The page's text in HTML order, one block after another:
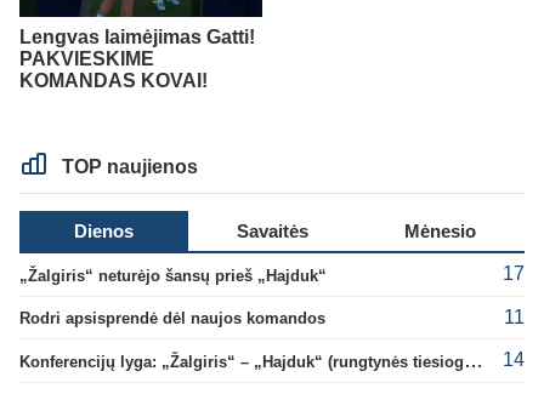
Lengvas laimėjimas Gatti!
PAKVIESKIME
KOMANDAS KOVAI!
TOP naujienos
Dienos Savaitės Mėnesio
„Žalgiris“ neturėjo šansų prieš „Hajduk“ 17
Rodri apsisprendė dėl naujos komandos 11
Konferencijų lyga: „Žalgiris“ – „Hajduk“ (rungtynės tiesiogiai) 14